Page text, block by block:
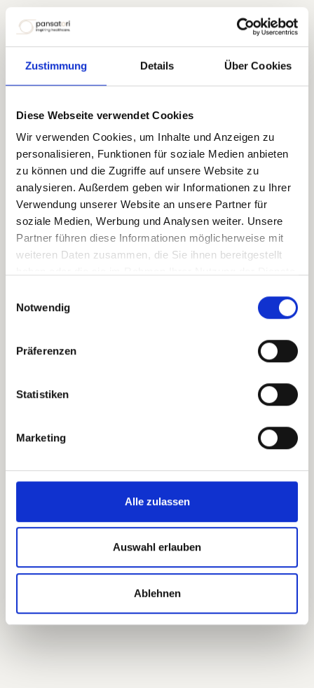
Zustimmung Details Über Cookies
Diese Webseite verwendet Cookies
Wir verwenden Cookies, um Inhalte und Anzeigen zu
personalisieren, Funktionen für soziale Medien anbieten
zu können und die Zugriffe auf unsere Website zu
analysieren. Außerdem geben wir Informationen zu Ihrer
Verwendung unserer Website an unsere Partner für
soziale Medien, Werbung und Analysen weiter. Unsere
Partner führen diese Informationen möglicherweise mit
weiteren Daten zusammen, die Sie ihnen bereitgestellt
Notwendig
Präferenzen
Statistiken
Marketing
Alle zulassen
Auswahl erlauben
Ablehnen
Date & Time
Dienstag, 4. November 2025
18:00
19:00 Europe/Vienna
)
Event Information
pansatori GmbH
Laabstrasse 96
5280 Braunau
Österreich
+43 7722 22900
office@pansatori.com
pansatori GmbH
Participation is free and without
obligation. .